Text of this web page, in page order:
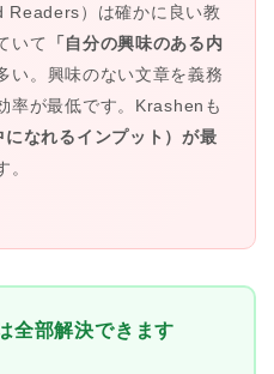
Readers）は確かに良い教
いて
「自分の興味のある内
い。興味のない文章を義務
率が最低です。Krashenも
なれるインプット）が最
。
全部解決できます